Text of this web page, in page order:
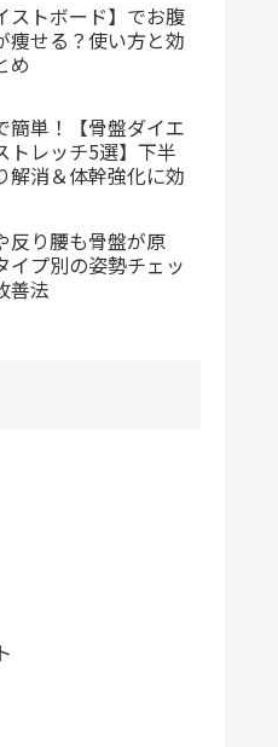
ストボード】でお腹
痩せる？使い方と効
め
簡単！【骨盤ダイエ
トレッチ5選】下半
解消＆体幹強化に効
反り腰も骨盤が原
イプ別の姿勢チェッ
善法